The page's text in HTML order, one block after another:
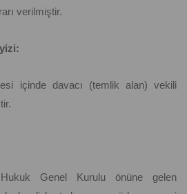
verilmiştir.
içinde davacı (temlik alan) vekili
Genel Kurulu önüne gelen